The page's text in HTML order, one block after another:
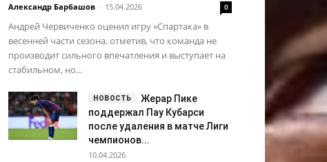
Александр Барбашов - 15.04.2026 0
Андрей Червиченко оценил игру «Спартака» в
весенней части сезона, отметив, что команда не
производит сильного впечатления и выступает на
стабильном, но...
Жерар Пике
поддержал Пау Кубарси
после удаления в матче Лиги
чемпионов...
10.04.2026